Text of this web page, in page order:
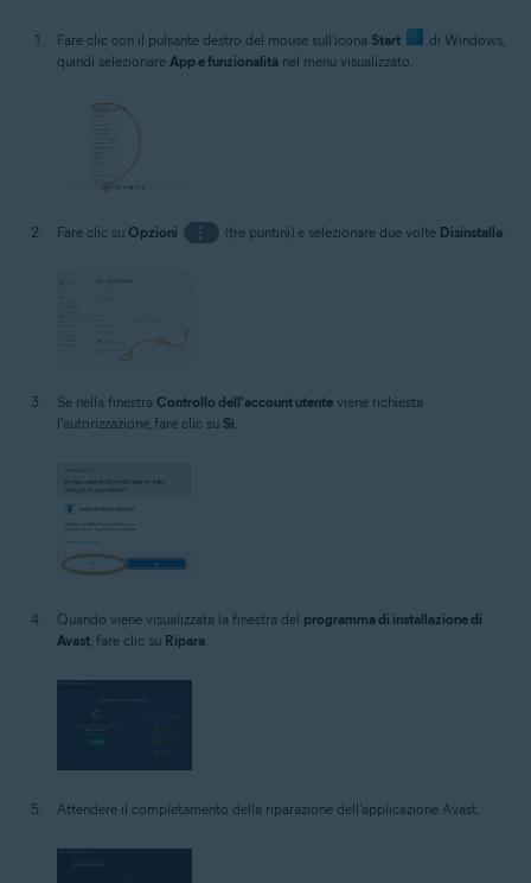
Fare clic con il pulsante destro del mouse sull'icona Start
di Windows,
quindi selezionare App e funzionalità nel menu visualizzato.
Fare clic su Opzioni ⋮ (tre puntini) e selezionare due volte Disinstalla.
Se nella finestra Controllo dell'account utente viene richiesta
l'autorizzazione, fare clic su Sì
Quando viene visualizzata la finestra del programma di installazione di
Avast , fare clic su Ripara
Attendere il completamento della riparazione dell'applicazione Avast.